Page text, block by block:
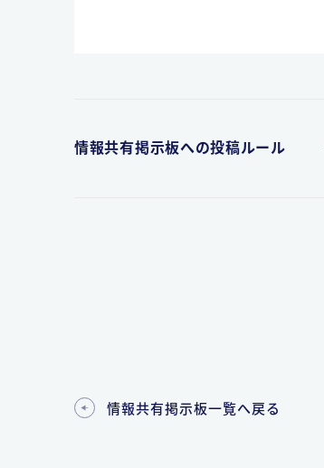
情報共有掲示板への投稿ルール
情報共有掲示板一覧へ戻る